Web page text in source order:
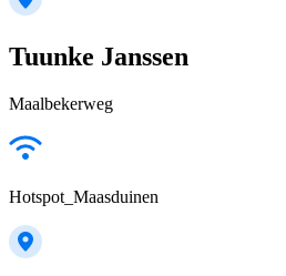
Tuunke Janssen
Maalbekerweg
Hotspot_Maasduinen